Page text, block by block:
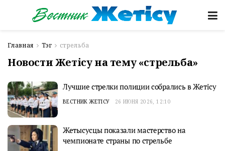
Главная Тэг стрельба
Новости Жетісу на тему «стрельба»
Лучшие стрелки полиции собрались в Жетісу
ВЕСТНИК ЖЕТІСУ 26 ИЮНЯ 2026, 12:10
Жетысусцы показали мастерство на
чемпионате страны по стрельбе